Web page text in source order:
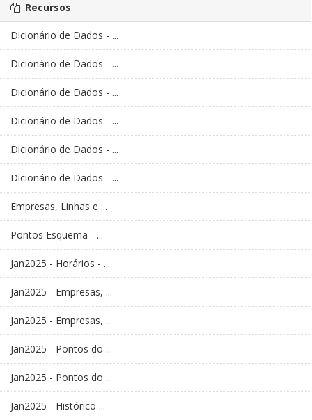
Recursos
Dicionário de Dados - ...
Dicionário de Dados - ...
Dicionário de Dados - ...
Dicionário de Dados - ...
Dicionário de Dados - ...
Dicionário de Dados - ...
Empresas, Linhas e ...
Pontos Esquema - ...
Jan2025 - Horários - ...
Jan2025 - Empresas, ...
Jan2025 - Empresas, ...
Jan2025 - Pontos do ...
Jan2025 - Pontos do ...
Jan2025 - Histórico ...